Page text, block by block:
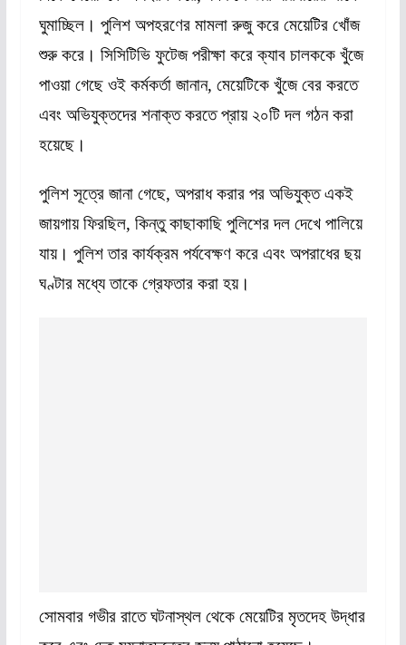
ঘুমাচ্ছিল। পুলিশ অপহরণের মামলা রুজু করে মেয়েটির খোঁজ
শুরু করে। সিসিটিভি ফুটেজ পরীক্ষা করে ক্যাব চালককে খুঁজে
পাওয়া গেছে ওই কর্মকর্তা জানান, মেয়েটিকে খুঁজে বের করতে
এবং অভিযুক্তদের শনাক্ত করতে প্রায় ২০টি দল গঠন করা
হয়েছে।
পুলিশ সূত্রে জানা গেছে, অপরাধ করার পর অভিযুক্ত একই
জায়গায় ফিরছিল, কিন্তু কাছাকাছি পুলিশের দল দেখে পালিয়ে
যায়। পুলিশ তার কার্যক্রম পর্যবেক্ষণ করে এবং অপরাধের ছয়
ঘণ্টার মধ্যে তাকে গ্রেফতার করা হয়।
সোমবার গভীর রাতে ঘটনাস্থল থেকে মেয়েটির মৃতদেহ উদ্ধার